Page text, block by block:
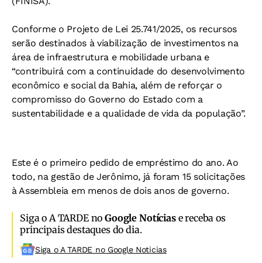
Conforme o Projeto de Lei 25.741/2025, os recursos
serão destinados à viabilização de investimentos na
área de infraestrutura e mobilidade urbana e
“contribuirá com a continuidade do desenvolvimento
econômico e social da Bahia, além de reforçar o
compromisso do Governo do Estado com a
sustentabilidade e a qualidade de vida da população”.
Este é o primeiro pedido de empréstimo do ano. Ao
todo, na gestão de Jerônimo, já foram 15 solicitações
à Assembleia em menos de dois anos de governo.
Siga o A TARDE noGoogle Notíciase receba os
principais destaques do dia.
Siga o A TARDE no Google Noticias